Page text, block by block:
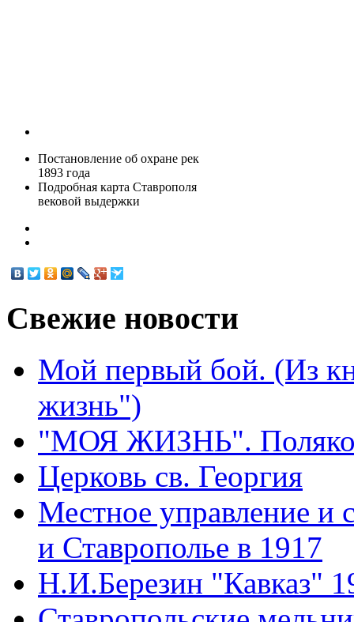
Постановление об охране рек
1893 года
Подробная карта Ставрополя
вековой выдержки
Свежие новости
Мой первый бой. (Из
жизнь")
"МОЯ ЖИЗНЬ".
Церковь св. Георгия
Местное управление и
и Ставрополье в 1917
Н.И.Березин "Кавказ"